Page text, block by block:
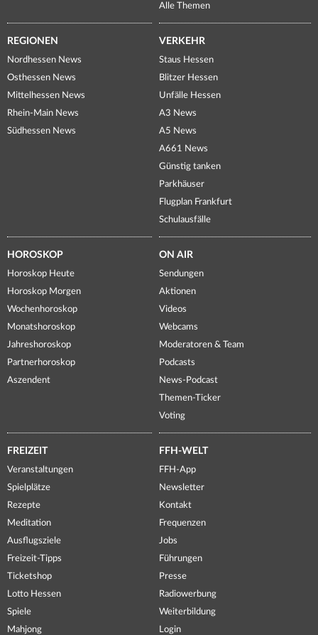
Alle Themen
REGIONEN
Nordhessen News
Osthessen News
Mittelhessen News
Rhein-Main News
Südhessen News
VERKEHR
Staus Hessen
Blitzer Hessen
Unfälle Hessen
A3 News
A5 News
A661 News
Günstig tanken
Parkhäuser
Flugplan Frankfurt
Schulausfälle
HOROSKOP
Horoskop Heute
Horoskop Morgen
Wochenhoroskop
Monatshoroskop
Jahreshoroskop
Partnerhoroskop
Aszendent
ON AIR
Sendungen
Aktionen
Videos
Webcams
Moderatoren & Team
Podcasts
News-Podcast
Themen-Ticker
Voting
FREIZEIT
Veranstaltungen
Spielplätze
Rezepte
Meditation
Ausflugsziele
Freizeit-Tipps
Ticketshop
Lotto Hessen
Spiele
Mahjong
FFH-WELT
FFH-App
Newsletter
Kontakt
Frequenzen
Jobs
Führungen
Presse
Radiowerbung
Weiterbildung
Login